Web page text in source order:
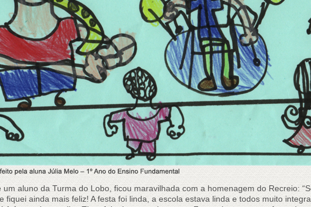
aluno da Turma do Lobo, ficou maravilhada com a homenagem do Recreio:
fiquei ainda mais feliz! A festa foi linda, a escola estava linda e todos muito